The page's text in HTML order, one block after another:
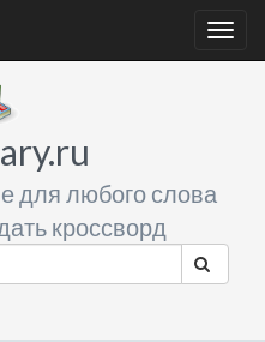
для любого слова
кроссворд